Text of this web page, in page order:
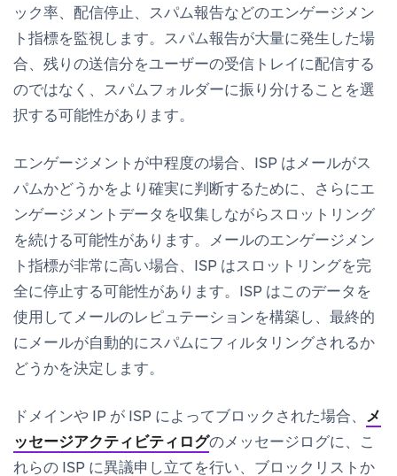
ック率、配信停止、スパム報告などのエンゲージメン
ト指標を監視します。スパム報告が大量に発生した場
合、残りの送信分をユーザーの受信トレイに配信する
のではなく、スパムフォルダーに振り分けることを選
択する可能性があります。
エンゲージメントが中程度の場合、ISP はメールがス
パムかどうかをより確実に判断するために、さらにエ
ンゲージメントデータを収集しながらスロットリング
を続ける可能性があります。メールのエンゲージメン
ト指標が非常に高い場合、ISP はスロットリングを完
全に停止する可能性があります。ISP はこのデータを
使用してメールのレピュテーションを構築し、最終的
にメールが自動的にスパムにフィルタリングされるか
どうかを決定します。
ドメインや IP が ISP によってブロックされた場合、 メ
ッセージアクティビティログのメッセージログに、こ
れらの ISP に異議申し立てを行い、ブロックリストか